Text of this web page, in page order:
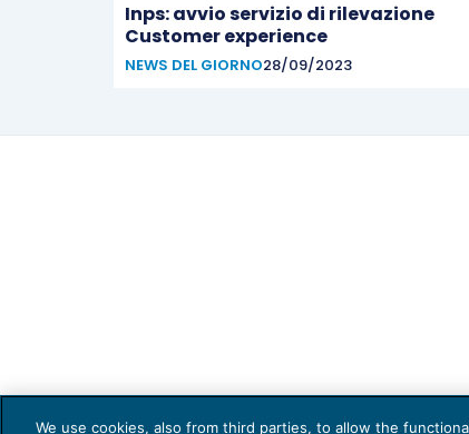
Inps: avvio servizio di rilevazione
Customer experience
NEWS DEL GIORNO28/09/2023
We use cookies, also from third parties, to allow the